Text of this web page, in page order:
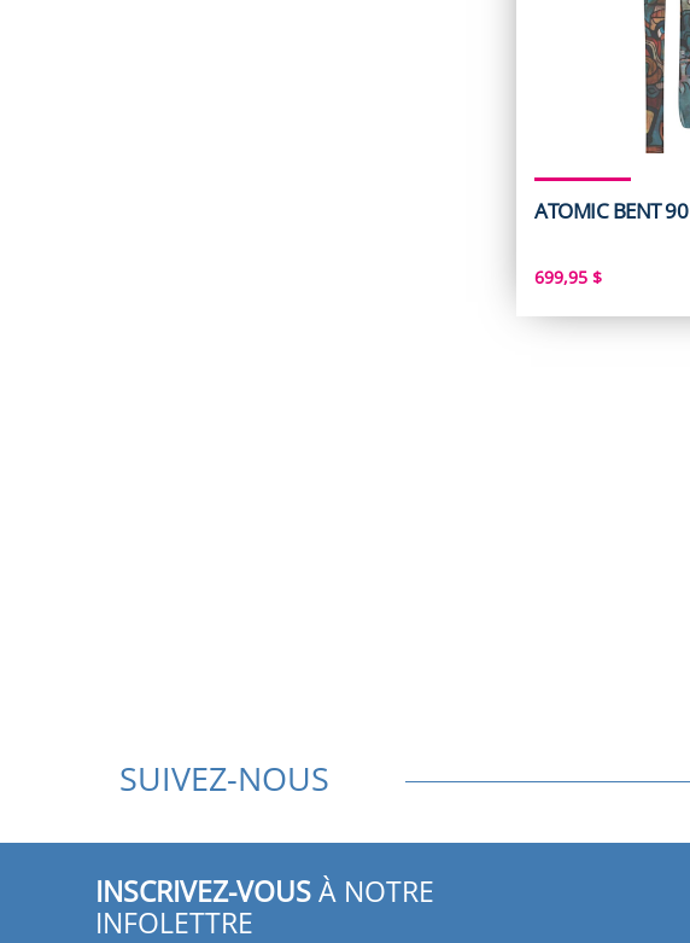
ATOMIC BENT 90
699,95$
SUIVEZ-NOUS
INSCRIVEZ-VOUSÀ NOTRE
INFOLETTRE